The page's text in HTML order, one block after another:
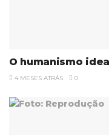
O humanismo
4 MESES ATRÁS 0